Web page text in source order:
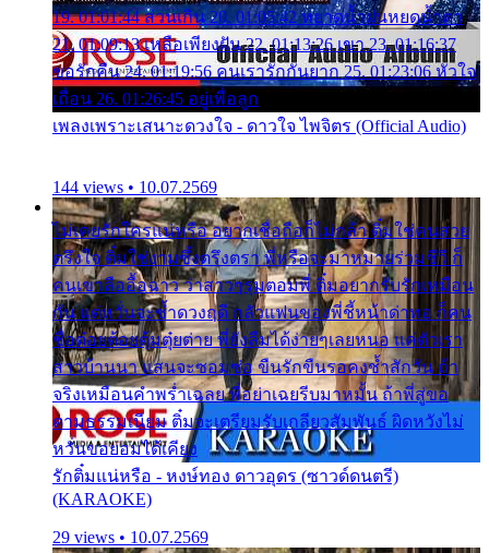
19. 01:01:44 ส่วนเกิน 20. 01:05:42 หยาดน้ำฝนหยดน้ำตา
21. 01:09:13 เหลือเพียงฝัน 22. 01:13:26 เขา 23. 01:16:37
ขอรักคืน 24. 01:19:56 คนเรารักกันยาก 25. 01:23:06 หัวใจ
เถื่อน 26. 01:26:45 อยู่เพื่อลูก
เพลงเพราะเสนาะดวงใจ - ดาวใจ ไพจิตร (Official Audio)
144 views • 10.07.2569
ไม่เคยรักใครแน่หรือ อยากเชื่อถือก็ไม่กล้า ติ๋มใช่คนสวย
ตรึงใจ ติ๋มใช่งามซึ้งตรึงตรา พี่หรือจะมาหมายร่วมชีวี ก็
คนเขาลืออื้อฉาว ว่าสาวๆรุมตอมพี่ ติ๋มอยากรับรักเหมือน
กัน แต่หวั่นจะช้ำดวงฤดี กลัวแฟนของพี่ชี้หน้าด่าทอ ก็คน
ชื่อต๋อยต้อยตุ้มตุ๋ยต่าย พี่ยังลืมได้ง่ายๆเลยหนอ แค่ตัวเรา
สาวบ้านนา แสนจะซอมซ่อ ขืนรักขืนรอคงช้ำสักวัน ถ้า
จริงเหมือนคำพร่ำเฉลย พี่อย่าเฉยรีบมาหมั้น ถ้าพี่สู่ขอ
ตามธรรมเนียม ติ๋มจะเตรียมรับเกลียวสัมพันธ์ ผิดหวังไม่
หวั่นขอยอมได้เคียง
รักติ๋มแน่หรือ - หงษ์ทอง ดาวอุดร (ซาวด์ดนตรี)
(KARAOKE)
29 views • 10.07.2569